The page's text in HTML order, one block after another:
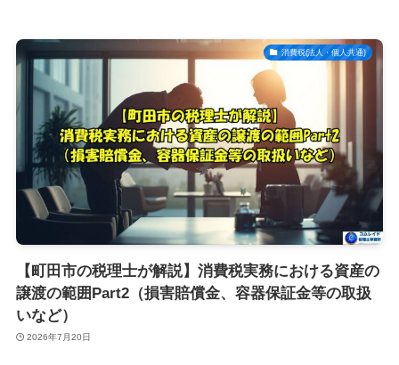
消費税(法人・個人共通)
【町田市の税理士が解説】消費税実務における資産の
譲渡の範囲Part2（損害賠償金、容器保証金等の取扱
いなど）
2026年7月20日